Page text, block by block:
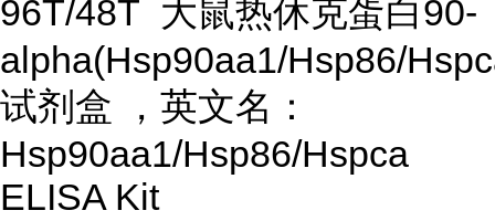
96T/48T 大鼠热休克蛋白90-
alpha(Hsp90aa1/Hsp86/
试剂盒 ，英文名：
Hsp90aa1/Hsp86/Hspca
ELISA Kit